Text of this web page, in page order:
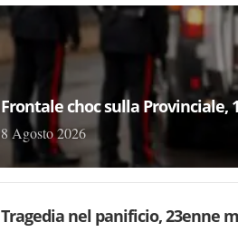
Frontale choc sulla Provinciale,
8 Agosto 2026
Tragedia nel panificio, 23enne